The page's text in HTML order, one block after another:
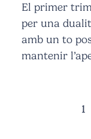
El primer
per una
amb un to
mantenir
1